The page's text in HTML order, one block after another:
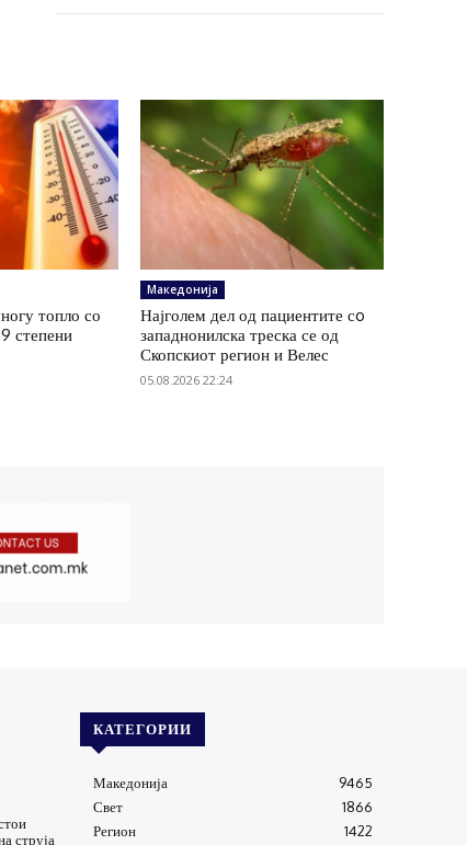
топло со
степени
Македонија
Најголем дел од пациентите сo
западнонилска треска се од
Скопскиот регион и Велес
05.08.2026 22:24
струја
КАТЕГОРИИ
Македонија
9465
Свет
1866
Регион
1422